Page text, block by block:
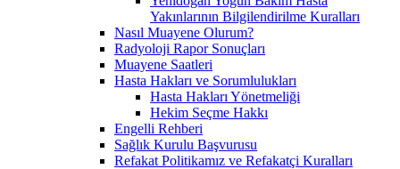
Yakınlarının Bilgilendirilme Kuralları
Nasıl Muayene Olurum?
Radyoloji Rapor Sonuçları
Muayene Saatleri
Hasta Hakları ve Sorumlulukları
Hasta Hakları Yönetmeliği
Hekim Seçme Hakkı
Engelli Rehberi
Sağlık Kurulu Başvurusu
Refakat Politikamız ve Refakatçi Kuralları